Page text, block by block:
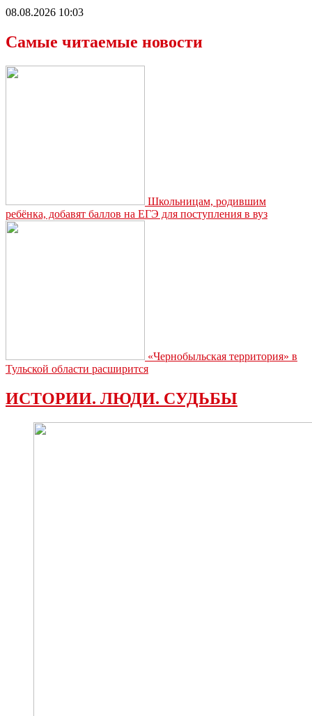
08.08.2026 10:03
Самые читаемые новости
Школьницам, родившим
ребёнка, добавят баллов на ЕГЭ для поступления в вуз
«Чернобыльская территория» в
Тульской области расширится
ИСТОРИИ. ЛЮДИ. СУДЬБЫ